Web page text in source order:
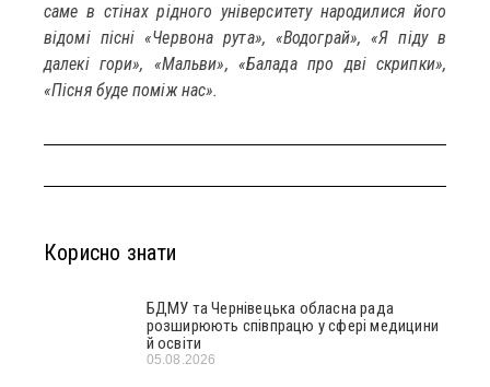
саме в стінах рідного університету народилися його
відомі пісні «Червона рута», «Водограй», «Я піду в
далекі гори», «Мальви», «Балада про дві скрипки»,
«Пісня буде поміж нас».
Корисно знати
БДМУ та Чернівецька обласна рада
розширюють співпрацю у сфері медицини
й освіти
05.08.2026